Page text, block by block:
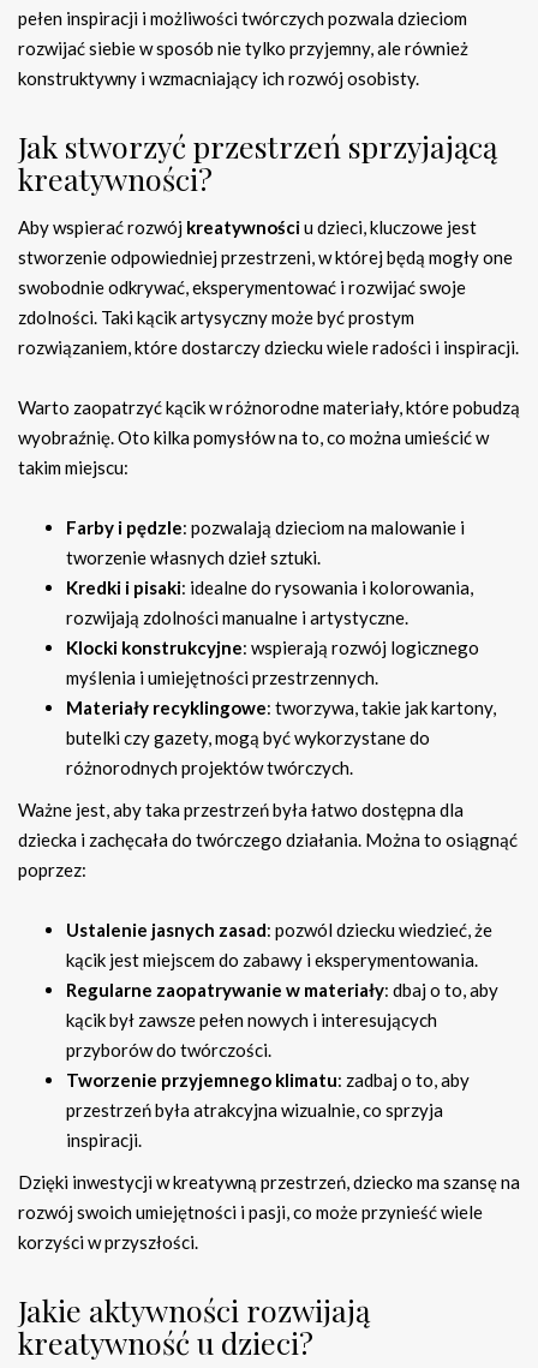
pełen inspiracji i możliwości twórczych pozwala dzieciom
rozwijać siebie w sposób nie tylko przyjemny, ale również
konstruktywny i wzmacniający ich rozwój osobisty.
Jak stworzyć przestrzeń sprzyjającą
kreatywności?
Aby wspierać rozwój kreatywnościu dzieci, kluczowe jest
stworzenie odpowiedniej przestrzeni, w której będą mogły one
swobodnie odkrywać, eksperymentować i rozwijać swoje
zdolności. Taki kącik artysyczny może być prostym
rozwiązaniem, które dostarczy dziecku wiele radości i inspiracji.
Warto zaopatrzyć kącik w różnorodne materiały, które pobudzą
wyobraźnię. Oto kilka pomysłów na to, co można umieścić w
takim miejscu:
Farby i pędzle: pozwalają dzieciom na malowanie i
tworzenie własnych dzieł sztuki.
Kredki i pisaki: idealne do rysowania i kolorowania,
rozwijają zdolności manualne i artystyczne.
Klocki konstrukcyjne: wspierają rozwój logicznego
myślenia i umiejętności przestrzennych.
Materiały recyklingowe: tworzywa, takie jak kartony,
butelki czy gazety, mogą być wykorzystane do
różnorodnych projektów twórczych.
Ważne jest, aby taka przestrzeń była łatwo dostępna dla
dziecka i zachęcała do twórczego działania. Można to osiągnąć
poprzez:
Ustalenie jasnych zasad: pozwól dziecku wiedzieć, że
kącik jest miejscem do zabawy i eksperymentowania.
Regularne zaopatrywanie w materiały: dbaj o to, aby
kącik był zawsze pełen nowych i interesujących
przyborów do twórczości.
Tworzenie przyjemnego klimatu: zadbaj o to, aby
przestrzeń była atrakcyjna wizualnie, co sprzyja
inspiracji.
Dzięki inwestycji w kreatywną przestrzeń, dziecko ma szansę na
rozwój swoich umiejętności i pasji, co może przynieść wiele
korzyści w przyszłości.
Jakie aktywności rozwijają
kreatywność u dzieci?